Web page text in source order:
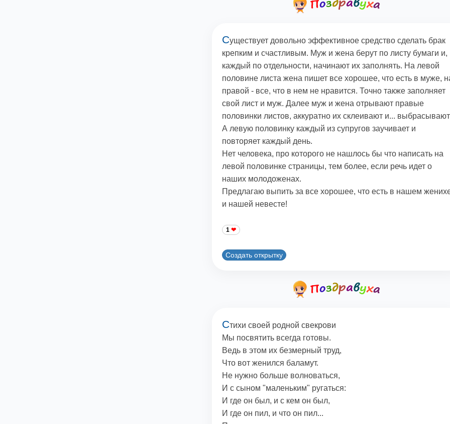
Существует довольно эффективное средство сделать брак
крепким и счастливым. Муж и жена берут по листу бумаги и,
каждый по отдельности, начинают их заполнять. На левой
половине листа жена пишет все хорошее, что есть в муже,
правой - все, что в нем не нравится. Точно также заполняет
свой лист и муж. Далее муж и жена отрывают правые
половинки листов, аккуратно их склеивают и...
А левую половинку каждый из супругов заучивает и
повторяет каждый день.
Нет человека, про которого не нашлось бы что написать на
левой половинке страницы, тем более, если речь идет о
наших молодоженах.
Предлагаю выпить за все хорошее, что есть в нашем
и нашей невесте!
1
Создать открытку
Стихи своей родной свекрови
Мы посвятить всегда готовы.
Ведь в этом их безмерный труд,
Что вот женился баламут.
Не нужно больше волноваться,
И с сыном "маленьким" ругаться:
И где он был, и с кем он был,
И где он пил, и что он пил...